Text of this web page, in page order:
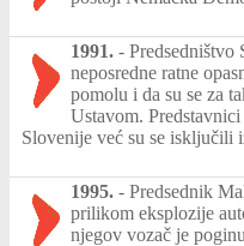
1991. - Predsedništvo
neposredne ratne
pomolu i da su se za
Ustavom.
Slovenije već su se isključili
1995. - Predsednik
prilikom eksplozije
njegov vozač je